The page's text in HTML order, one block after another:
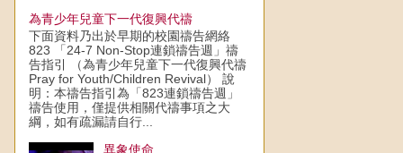
為青少年兒童下一代復興代禱
下面資料乃出於早期的校園禱告網絡
823 「24-7 Non-Stop連鎖禱告週」禱
告指引 （為青少年兒童下一代復興代禱
Pray for Youth/Children Revival） 說
明：本禱告指引為「823連鎖禱告週」
禱告使用，僅提供相關代禱事項之大
綱，如有疏漏請自行...
異象使命